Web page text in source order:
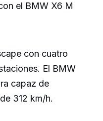
el BMW X6 M
con cuatro
El BMW
capaz de
312 km/h.